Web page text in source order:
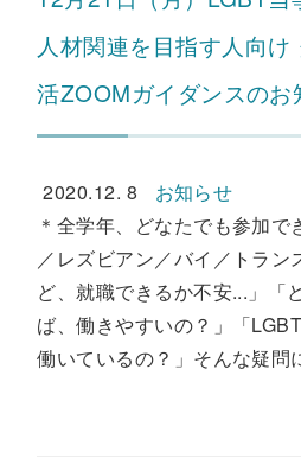
人材関連を目指す人向
活ZOOMガイダンスのお
2020.12. 8
お知らせ
＊全学年、どなたでも参加で
／レズビアン／バイ／トラン
ど、就職できるか不安...」「
ば、働きやすいの？」「
働いているの？」そんな疑問